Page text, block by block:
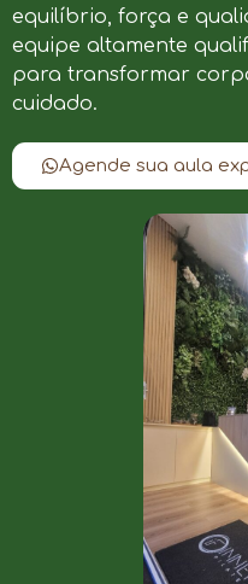
equilíbrio, força e
equipe altamente
para transformar
cuidado.
Agende sua aula